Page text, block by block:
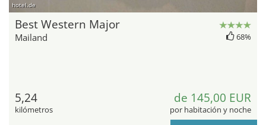
hotel.de
Best Western Major
Mailand 68%
5,24
kilómetros
de 145,00 EUR
por habitación y noche